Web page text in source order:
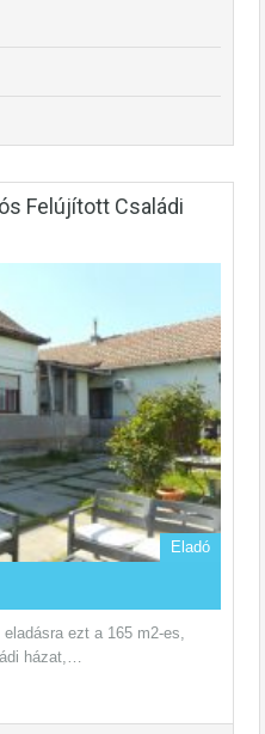
Felújított Családi
Eladó
ezt a 165 m2-es,
házat,…